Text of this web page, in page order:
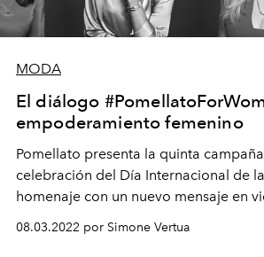
MODA
El diálogo
empoderamiento femenino
Pomellato presenta la quinta
celebración del Día Internacional de
homenaje con un nuevo mensaje en
08.03.2022 por Simone Vertua